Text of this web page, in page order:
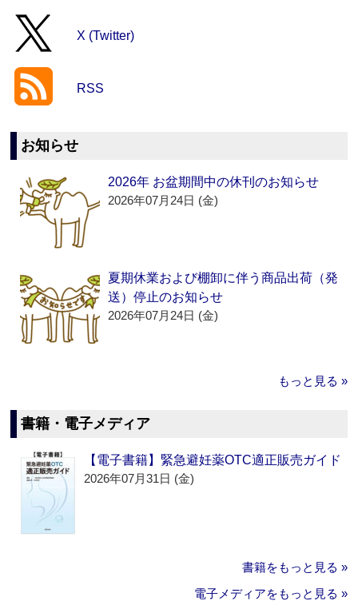
X (Twitter)
RSS
お知らせ
2026年 お盆期間中の休刊のお知らせ
2026年07月24日 (金)
夏期休業および棚卸に伴う商品出荷（発
送）停止のお知らせ
2026年07月24日 (金)
もっと見る »
書籍・電子メディア
【電子書籍】緊急避妊薬OTC適正販売ガイド
2026年07月31日 (金)
書籍をもっと見る »
電子メディアをもっと見る »